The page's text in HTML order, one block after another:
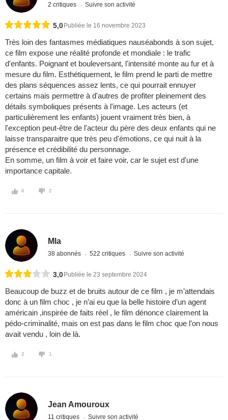
2 critiques Suivre son activité
5,0 Publiée le 16 novembre 2023
Très loin des fantasmes médiatiques nauséabonds à son sujet,
ce film expose une réalité profonde et mondiale : le trafic
d'enfants. Poignant et bouleversant, l'intensité monte au fur et à
mesure du film. Esthétiquement, le film prend le parti de mettre
des plans séquences assez lents, ce qui pourrait ennuyer
certains mais permettre à d'autres de profiter pleinement des
détails symboliques présents à l'image. Les acteurs (et
particulièrement les enfants) jouent vraiment très bien, à
l'exception peut-être de l'acteur du père des deux enfants qui ne
laisse transparaitre que très peu d'émotions, ce qui nuit à la
présence et crédibilité du personnage.
En somme, un film à voir et faire voir, car le sujet est d'une
importance capitale.
6 2
Mla
38 abonnés 522 critiques Suivre son activité
3,0 Publiée le 23 septembre 2024
Beaucoup de buzz et de bruits autour de ce film , je m’attendais
donc à un film choc , je n’ai eu que la belle histoire d’un agent
américain ,inspirée de faits réel , le film dénonce clairement la
pédo-criminalité, mais on est pas dans le film choc que l’on nous
avait vendu , loin de là.
2 1
Jean Amouroux
11 critiques Suivre son activité